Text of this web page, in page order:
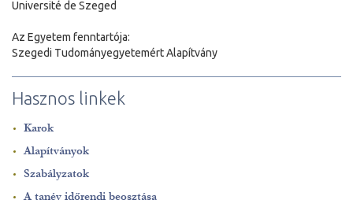
Université de Szeged
Az Egyetem fenntartója:
Szegedi Tudományegyetemért Alapítvány
Hasznos linkek
Karok
Alapítványok
Szabályzatok
A tanév időrendi beosztása